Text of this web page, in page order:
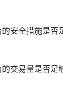
安全措施是否
交易量是否足